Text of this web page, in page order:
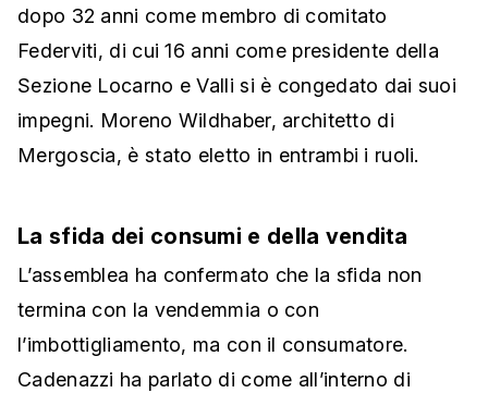
dopo 32 anni come membro di comitato
Federviti, di cui 16 anni come presidente della
Sezione Locarno e Valli si è congedato dai suoi
impegni. Moreno Wildhaber, architetto di
Mergoscia, è stato eletto in entrambi i ruoli.
La sfida dei consumi e della vendita
L’assemblea ha confermato che la sfida non
termina con la vendemmia o con
l’imbottigliamento, ma con il consumatore.
Cadenazzi ha parlato di come all’interno di